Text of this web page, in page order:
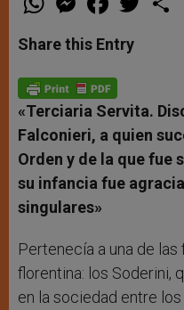
t
s
p
p
e
s
e
g
e
r
a
e
b
o
k
w
Share this Entry
«Terciaria Servita.
Falconieri, a quien
Orden y de la que fue
su infancia fue
singulares»
Pertenecía a una de
florentina: los Soderini,
en la sociedad entre